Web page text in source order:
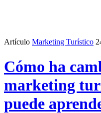
Artículo Marketing Turístico
Cómo ha
marketing
puede